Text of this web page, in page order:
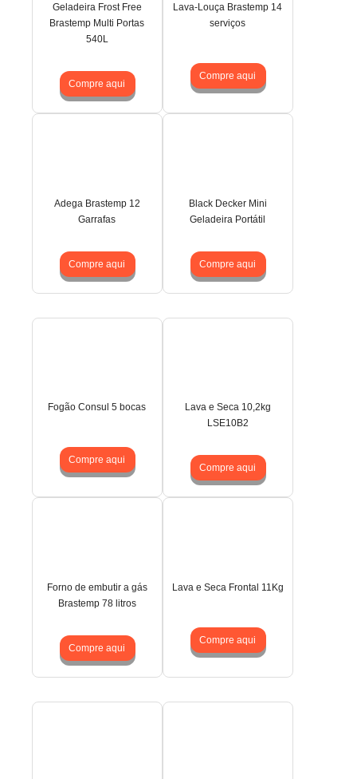
Geladeira Frost Free
Brastemp Multi Portas
540L
Compre aqui
Lava-Louça Brastemp 14
serviços
Compre aqui
Adega Brastemp 12
Garrafas
Compre aqui
Black Decker Mini
Geladeira Portátil
Compre aqui
Fogão Consul 5 bocas
Compre aqui
Lava e Seca 10,2kg
LSE10B2
Compre aqui
Forno de embutir a gás
Brastemp 78 litros
Compre aqui
Lava e Seca Frontal 11Kg
Compre aqui